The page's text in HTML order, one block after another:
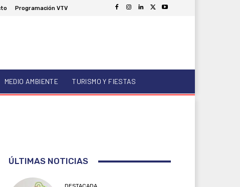
Programación VTV
MEDIO AMBIENTE TURISMO Y FIESTAS
ÚLTIMAS NOTICIAS